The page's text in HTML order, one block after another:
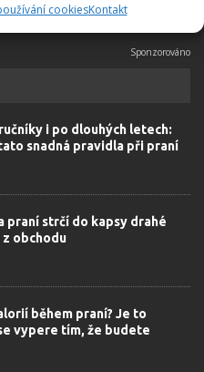
cookiesKontakt
i po dlouhých letech:
snadná pravidla při praní
praní strčí do kapsy drahé
obchodu
během praní? Je to
vypere tím, že budete